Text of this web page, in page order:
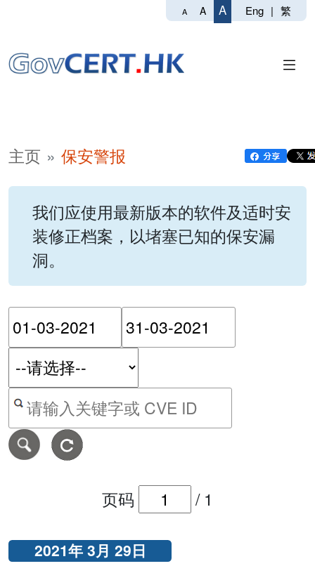
A A A Eng | 繁
主页 保安警报
我们应使用最新版本的软件及适时安
装修正档案，以堵塞已知的保安漏
洞。
请输入搜索日期范围的开
按关键字或 CVE ID 搜寻保安警报
页码 / 1
2021年 3月 29日